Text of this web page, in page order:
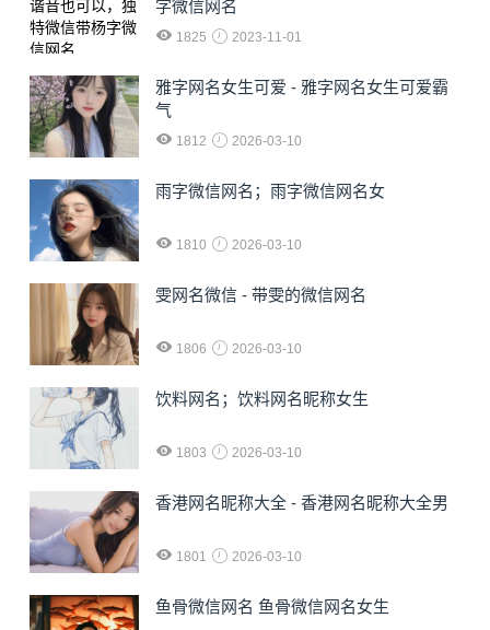
字微信网名
1825 2023-11-01
雅字网名女生可爱 - 雅字网名女生可爱霸
气
1812 2026-03-10
雨字微信网名；雨字微信网名女
1810 2026-03-10
雯网名微信 - 带雯的微信网名
1806 2026-03-10
饮料网名；饮料网名昵称女生
1803 2026-03-10
香港网名昵称大全 - 香港网名昵称大全男
1801 2026-03-10
鱼骨微信网名 鱼骨微信网名女生